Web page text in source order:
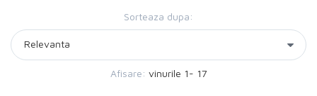
Sorteaza dupa:
Afisare: vinurile 1- 17